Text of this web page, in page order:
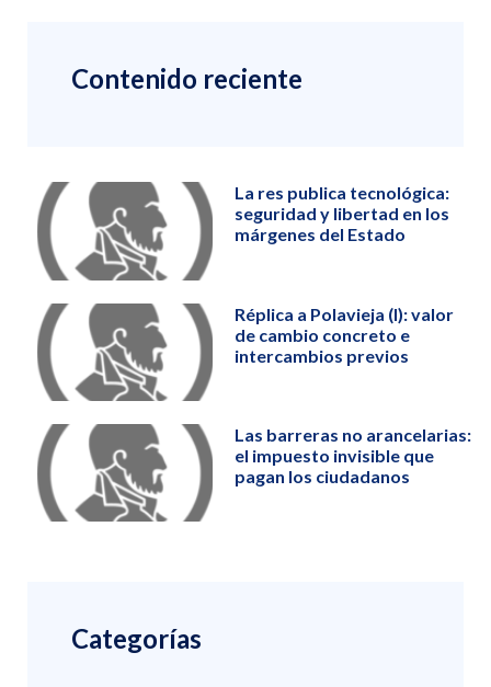
Contenido reciente
La res publica tecnológica:
seguridad y libertad en los
márgenes del Estado
Réplica a Polavieja (I): valor
de cambio concreto e
intercambios previos
Las barreras no arancelarias:
el impuesto invisible que
pagan los ciudadanos
Categorías